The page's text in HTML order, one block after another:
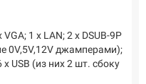
VGA; 1 х LAN; 2 х DSUB-9P
0V,5V,12V джамперами);
USB (из них 2 шт. сбоку